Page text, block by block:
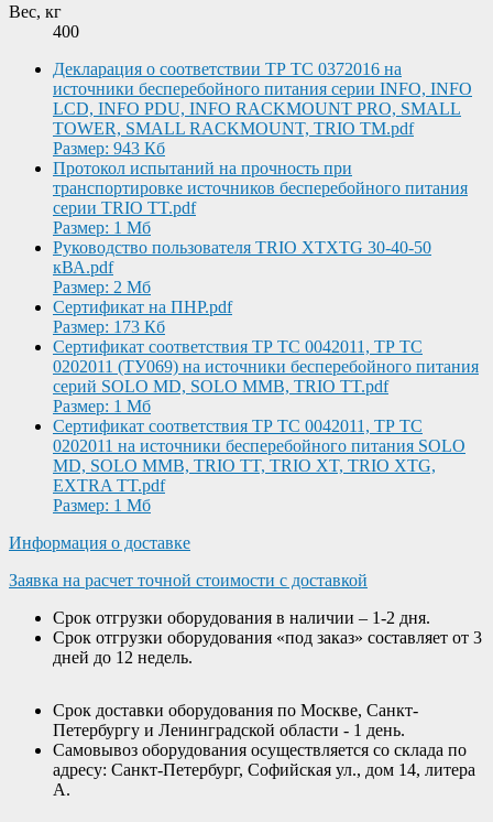
Вес, кг
400
Декларация о соответствии ТР ТС 0372016 на
источники бесперебойного питания серии INFO, INFO
LCD, INFO PDU, INFO RACKMOUNT PRO, SMALL
TOWER, SMALL RACKMOUNT, TRIO TM.pdf
Размер: 943 Кб
Протокол испытаний на прочность при
транспортировке источников бесперебойного питания
серии TRIO TT.pdf
Размер: 1 Мб
Руководство пользователя TRIO XTXTG 30-40-50
кВА.pdf
Размер: 2 Мб
Сертификат на ПНР.pdf
Размер: 173 Кб
Сертификат соответствия ТР ТС 0042011, ТР ТС
0202011 (ТУ069) на источники бесперебойного питания
серий SOLO MD, SOLO MMB, TRIO TT.pdf
Размер: 1 Мб
Сертификат соответствия ТР ТС 0042011, ТР ТС
0202011 на источники бесперебойного питания SOLO
MD, SOLO MMB, TRIO TT, TRIO XT, TRIO XTG,
EXTRA TT.pdf
Размер: 1 Мб
Информация о доставке
Заявка на расчет точной стоимости с доставкой
Срок отгрузки оборудования в наличии – 1-2 дня.
Срок отгрузки оборудования «под заказ» составляет от 3
дней до 12 недель.
Срок доставки оборудования по Москве, Санкт-
Петербургу и Ленинградской области - 1 день.
Самовывоз оборудования осуществляется со склада по
адресу: Санкт-Петербург, Софийская ул., дом 14, литера
А.